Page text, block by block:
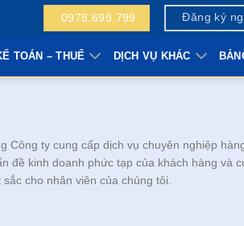
0978.699.799 Đăng ký
TOÁN – THUẾ DỊCH VỤ KHÁC
Công ty cung cấp dịch vụ chuyên nghiệp
đề kinh doanh phức tạp của khách hàng và
cho nhân viên của chúng tôi.